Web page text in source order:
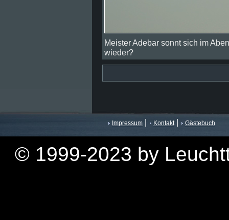
Meister Adebar sonnt sich im
wieder?
Impressum Kontakt Gästebuch
© 1999-2023 by